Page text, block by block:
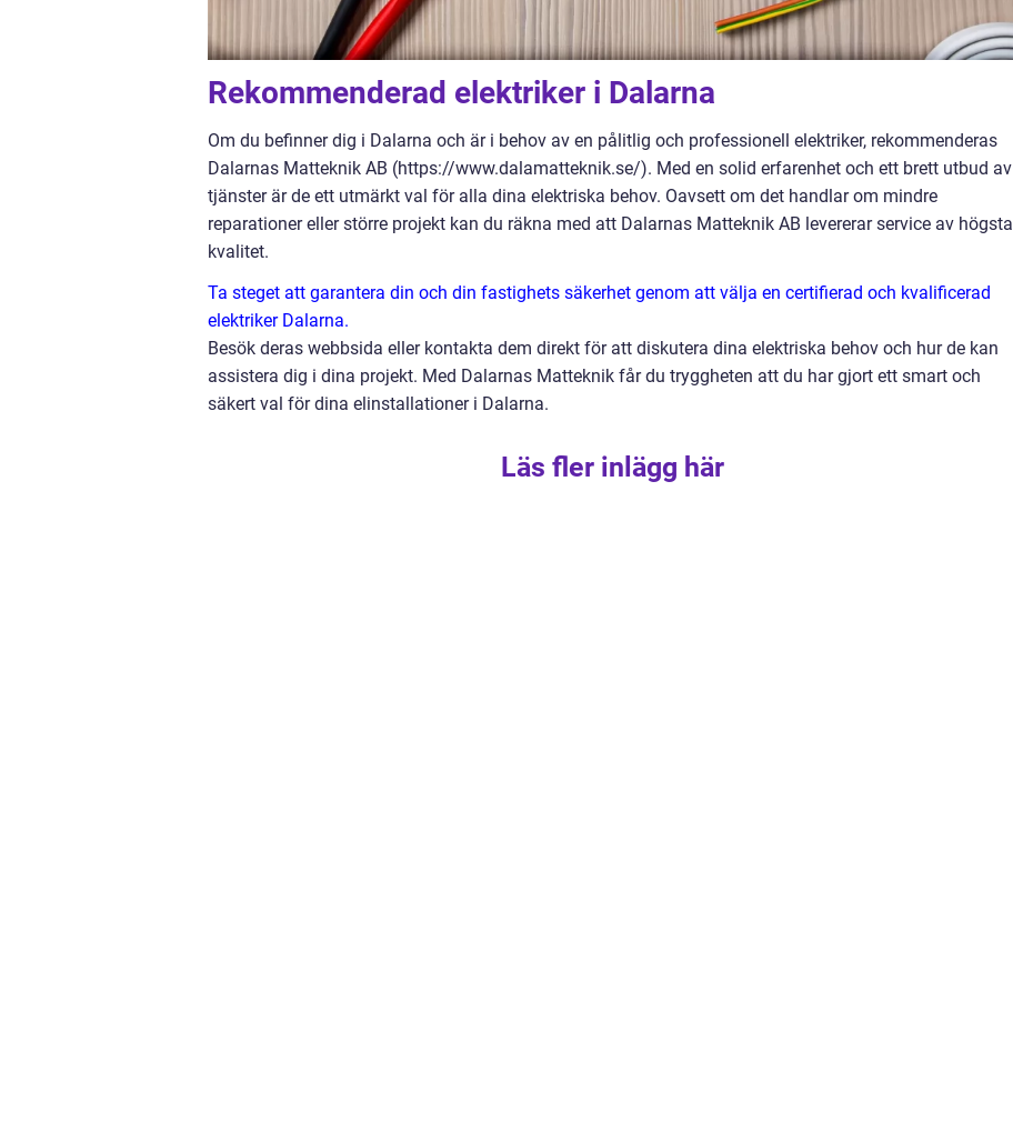
Rekommenderad elektriker i Dalarna
Om du befinner dig i Dalarna och är i behov av en pålitlig och professionell elektriker, rekommenderas
Dalarnas Matteknik AB (https://www.dalamatteknik.se/). Med en solid erfarenhet och ett brett utbud av
tjänster är de ett utmärkt val för alla dina elektriska behov. Oavsett om det handlar om mindre
reparationer eller större projekt kan du räkna med att Dalarnas Matteknik AB levererar service av högsta
kvalitet.
Ta steget att garantera din och din fastighets säkerhet genom att välja en certifierad och kvalificerad
elektriker Dalarna.
Besök deras webbsida eller kontakta dem direkt för att diskutera dina elektriska behov och hur de kan
assistera dig i dina projekt. Med Dalarnas Matteknik får du tryggheten att du har gjort ett smart och
säkert val för dina elinstallationer i Dalarna.
Läs fler inlägg här